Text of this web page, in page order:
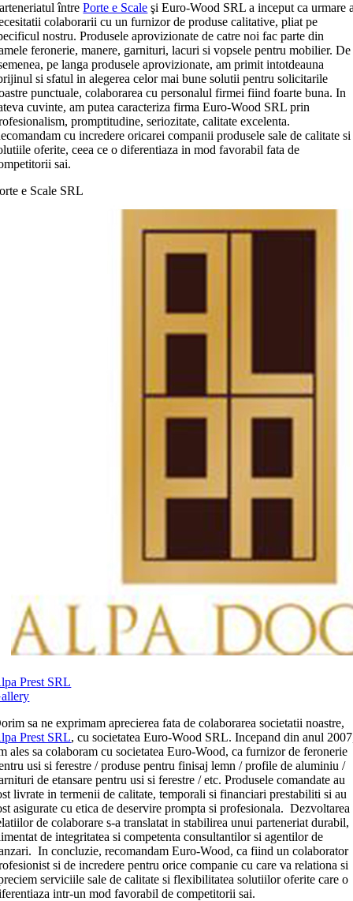
întrePorte e Scale şi Euro-Wood SRL a inceput ca urmare
colaborarii cu un furnizor de produse calitative, pliat pe
nostru. Produsele aprovizionate de catre noi fac parte din
feronerie, manere, garnituri, lacuri si vopsele pentru mobilier. De
pe langa produsele aprovizionate, am primit intotdeauna
si sfatul in alegerea celor mai bune solutii pentru solicitarile
punctuale, colaborarea cu personalul firmei fiind foarte buna. In
cuvinte, am putea caracteriza firma Euro-Wood SRL prin
promptitudine, seriozitate, calitate excelenta.
cu incredere oricarei companii produsele sale de calitate si
oferite, ceea ce o diferentiaza in mod favorabil fata de
sai.
e Scale SRL
Prest SRL
sa ne exprimam aprecierea fata de colaborarea societatii noastre,
Prest SRL, cu societatea Euro-Wood SRL. Incepand din anul
ales sa colaboram cu societatea Euro-Wood, ca furnizor de feronerie
usi si ferestre / produse pentru finisaj lemn / profile de aluminiu /
de etansare pentru usi si ferestre / etc. Produsele comandate au
livrate in termenii de calitate, temporali si financiari prestabiliti si au
asigurate cu etica de deservire prompta si profesionala. Dezvoltarea
de colaborare s-a translatat in stabilirea unui parteneriat durabil,
de integritatea si competenta consultantilor si agentilor de
In concluzie, recomandam Euro-Wood, ca fiind un colaborator
si de incredere pentru orice companie cu care va relationa si
serviciile sale de calitate si flexibilitatea solutiilor oferite care o
intr-un mod favorabil de competitorii sai.